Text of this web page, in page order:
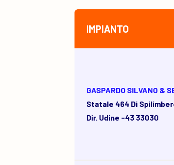
IMPIANTO
GASPARDO SILVANO &
Statale 464 Di
Dir. Udine -43 33030